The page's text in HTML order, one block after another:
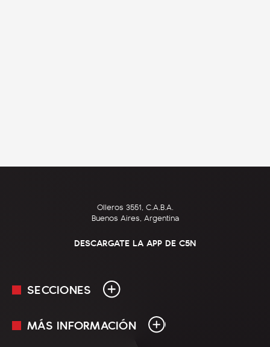
Olleros 3551, C.A.B.A.
Buenos Aires, Argentina
DESCARGATE LA APP DE C5N
SECCIONES
En Vivo
MÁS INFORMACIÓN